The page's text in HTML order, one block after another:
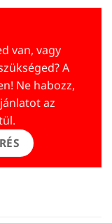
van, vagy
A
Ne habozz,
az